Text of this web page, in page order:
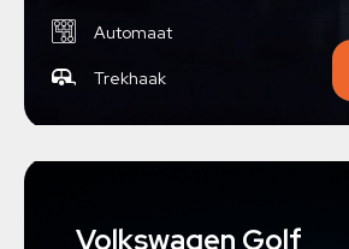
Automaat
Trekhaak
Volkswagen Golf